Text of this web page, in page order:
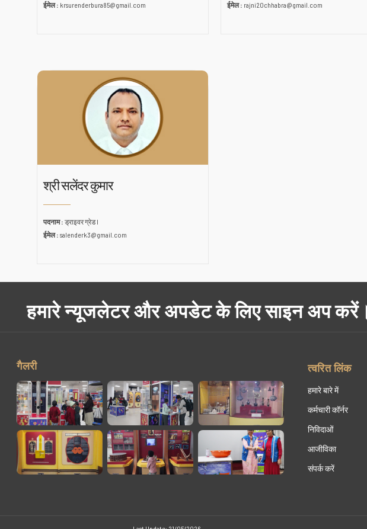
ईमेल : krsurenderbura85@gmail.com
ईमेल : rajni20chhabra@gmail.com
श्री सलेंदर कुमार
पदनाम : ड्राइवर ग्रेड I
ईमेल : salenderk3@gmail.com
हमारे न्यूजलेटर और अपडेट के लिए साइन अप
गैलरी त्वरित लिंक
हमारे बारे में
कर्मचारी कॉर्नर
निविदाओं
आजीविका
संपर्क करें